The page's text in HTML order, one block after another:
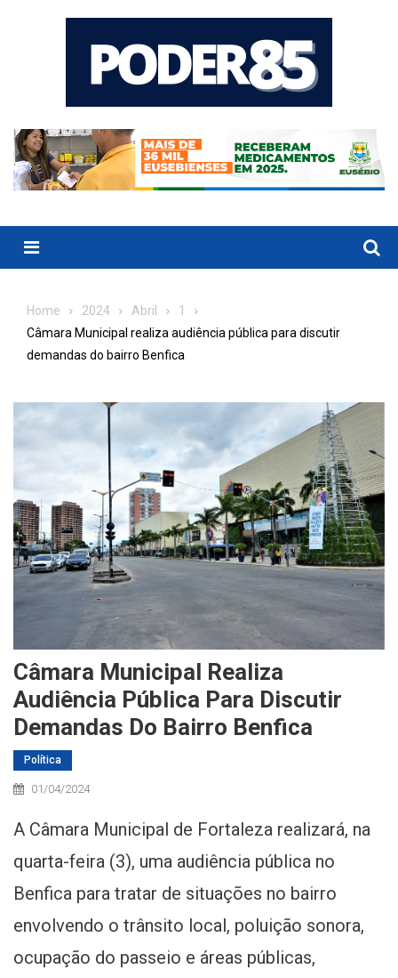
Menu
Home 2024 Abril
1
Câmara Municipal realiza audiência pública para discutir
demandas do bairro Benfica
Câmara Municipal Realiza
Audiência Pública Para Discutir
Demandas Do Bairro Benfica
Política
01/04/2024
A Câmara Municipal de Fortaleza realizará, na
quarta-feira (3), uma audiência pública no
Benfica para tratar de situações no bairro
envolvendo o trânsito local, poluição sonora,
ocupação do passeio e áreas públicas,